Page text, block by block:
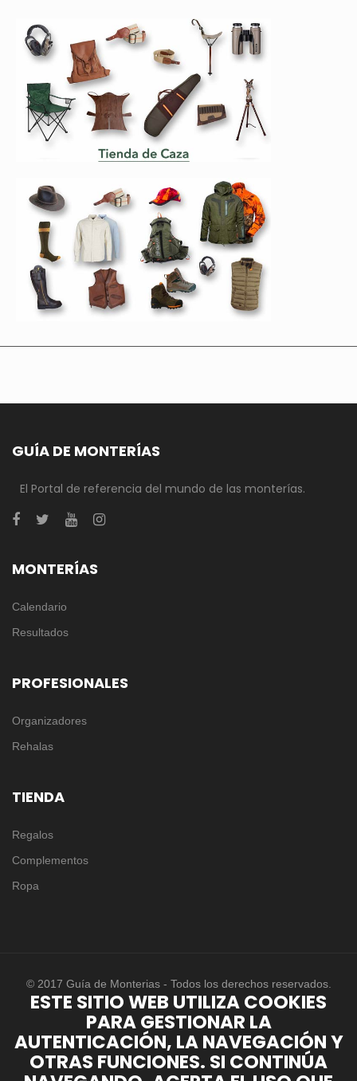
GUÍA DE MONTERÍAS
El Portal de referencia del mundo de las monterías.
MONTERÍAS
Calendario
Resultados
PROFESIONALES
Organizadores
Rehalas
TIENDA
Regalos
Complementos
Ropa
© 2017 Guía de Monterias - Todos los derechos reservados.
ESTE SITIO WEB UTILIZA COOKIES
PARA GESTIONAR LA
AUTENTICACIÓN, LA NAVEGACIÓN Y
OTRAS FUNCIONES. SI CONTINÚA